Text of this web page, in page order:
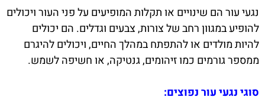
נגעי עור הם שינויים או תקלות המופיעים על פני העור ויכולים
להופיע במגוון רחב של צורות, צבעים וגדלים. הם יכולים
להיות מולדים או להתפתח במהלך החיים, ויכולים להיגרם
ממספר גורמים כמו זיהומים, גנטיקה, או חשיפה לשמש.
סוגי נגעי עור נפוצים: